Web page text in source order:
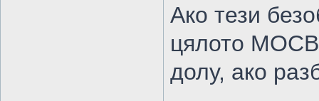
Ако тези
цялото МОСВ
долу, ако